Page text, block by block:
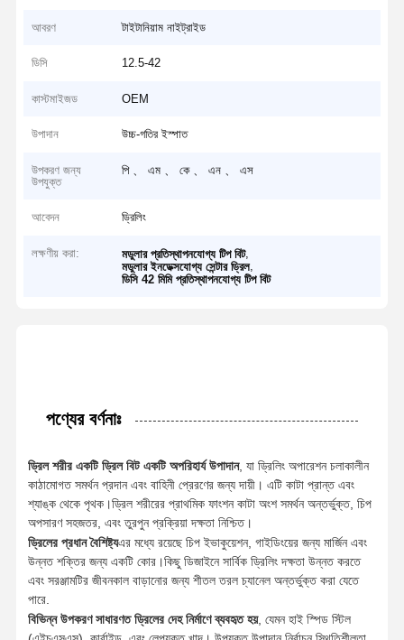
আবরণ টাইটানিয়াম নাইট্রাইড
ডিসি 12.5-42
কাস্টমাইজড OEM
উপাদান উচ্চ-গতির ইস্পাত
উপকরণ জন্য
উপযুক্ত
পি 、 এম 、 কে 、 এন 、 এস
আবেদন ড্রিলিং
লক্ষণীয় করা: মডুলার প্রতিস্থাপনযোগ্য টিপ বিট,
মডুলার ইনডেক্সযোগ্য সেন্টার ড্রিল,
ডিসি 42 মিমি প্রতিস্থাপনযোগ্য টিপ বিট
পণ্যের বর্ণনাঃ
ড্রিল শরীর একটি ড্রিল বিট একটি অপরিহার্য উপাদান, যা ড্রিলিং অপারেশন চলাকালীন
কাঠামোগত সমর্থন প্রদান এবং বাহিনী প্রেরণের জন্য দায়ী। এটি কাটা প্রান্ত এবং
শ্যাঙ্ক থেকে পৃথক।ড্রিল শরীরের প্রাথমিক ফাংশন কাটা অংশ সমর্থন অন্তর্ভুক্ত, চিপ
অপসারণ সহজতর, এবং তুরপুন প্রক্রিয়া দক্ষতা নিশ্চিত।
ড্রিলের প্রধান বৈশিষ্ট্যএর মধ্যে রয়েছে চিপ ইভাকুয়েশন, গাইডিংয়ের জন্য মার্জিন এবং
উন্নত শক্তির জন্য একটি কোর।কিছু ডিজাইনে সার্বিক ড্রিলিং দক্ষতা উন্নত করতে
এবং সরঞ্জামটির জীবনকাল বাড়ানোর জন্য শীতল তরল চ্যানেল অন্তর্ভুক্ত করা যেতে
পারে.
বিভিন্ন উপকরণ সাধারণত ড্রিলের দেহ নির্মাণে ব্যবহৃত হয়, যেমন হাই স্পিড স্টিল